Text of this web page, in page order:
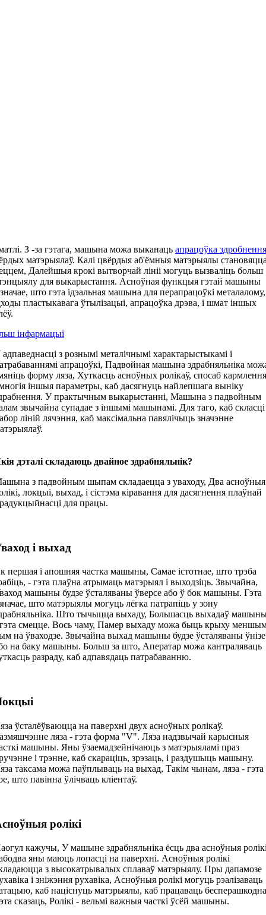
З -за гэтага, машына можа выканацьапрацоўка
матэрыялаў. Калі цвёрдыя аб'ёмныя матэрыялы
Далейшыя крокі вытворчай лініі могуць вызваліць больш
для выкарыстання. Асноўная функцыя гэтай машыны
што гэта ідэальная машына для перапрацоўкі металалому,
пластыкавага ўтылізацыі, апрацоўка дрэва, і шмат іншых
інфармацыі
з рознымі металічнымі характарыстыкамі і
апрацоўкі, Падвойная машына здрабняльніка
форму ляза, Хуткасць асноўных ролікаў, спосаб
іншыя параметры, каб дасягнуць найлепшага выніку
У практычным выкарыстанні, Машына з падвойным
звычайна супадае з іншымі машынамі. Для таго, каб скласці
ліній лячэння, каб максімальна павялічыць значэнне
дэталі складаюць двайное здрабняльнік?
з падвойным шыпам складаецца з уваходу, Два асноўныя
локцыі, выхад, і сістэма кіравання для дасягнення плаўнай
для працы.
і выхад
першая і апошняя частка машыны, Самае істотнае, што трэба
- гэта плаўна атрымаць матэрыял і выходзіць. Звычайна,
машыны будзе ўсталяваны ўверсе або ў бок машыны. Гэта
што матэрыялы могуць лёгка патрапіць у зону
Што тычыцца выхаду, Большасць выхадаў
смецце. Вось чаму, Памер выхаду можа быць крыху
на ўваходзе. Звычайна выхад машыны будзе ўсталяваны ўнізе
на баку машыны. Больш за што, Аператар можа кантраляваць
разраду, каб адпавядаць патрабаванню.
ўсталёўваюцца на паверхні двух асноўных ролікаў.
ляза - гэта форма "V". Ляза надзвычай карысныя
машыны. Яны ўзаемадзейнічаюць з матэрыяламі праз
і трэнне, каб скараціць, зрэзаць, і раздушыць машыну.
таксама можа паўплываць на выхад, Такім чынам, ляза - гэта
што павінна ўлічваць кліентаў.
ролікі
кажучы, У машыне здрабняльніка ёсць два асноўныя
яны маюць лопасці на паверхні. Асноўныя ролікі
з высокатрывалых сплаваў матэрыялу. Пры дапамозе
і зніжэння рухавіка, Асноўныя ролікі могуць рэалізаваць
каб націснуць матэрыялы, каб працаваць
сказаць, Ролікі - вельмі важныя часткі ўсёй машыны.